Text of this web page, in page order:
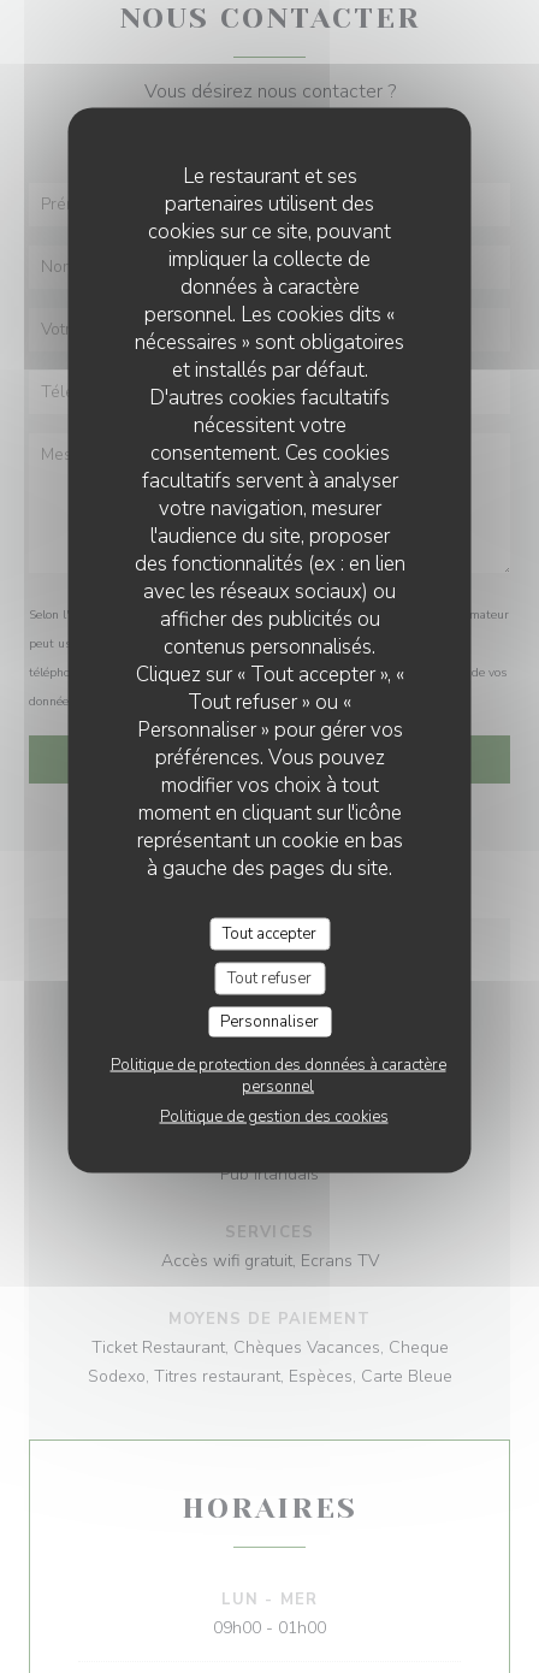
Le restaurant et ses
partenaires utilisent des
cookies sur ce site, pouvant
impliquer la collecte de
données à caractère
personnel. Les cookies dits «
nécessaires » sont obligatoires
et installés par défaut.
D'autres cookies facultatifs
nécessitent votre
consentement. Ces cookies
facultatifs servent à analyser
votre navigation, mesurer
l'audience du site, proposer
des fonctionnalités (ex : en lien
avec les réseaux sociaux) ou
afficher des publicités ou
contenus personnalisés.
Cliquez sur « Tout accepter », «
Tout refuser » ou «
Personnaliser » pour gérer vos
préférences. Vous pouvez
modifier vos choix à tout
moment en cliquant sur l'icône
représentant un cookie en bas
à gauche des pages du site.
Tout accepter
Tout refuser
Personnaliser
Politique de protection des données à caractère
personnel
Politique de gestion des cookies
NOUS CONTACTER
Vous désirez nous contacter ?
Selon l'article L.223-2 du code de la consommation, il est rappelé que le consommateur
peut user de son droit à s'inscrire sur la liste d'opposition au démarchage
téléphonique Bloctel : bloctel.gouv.fr. Pour plus d'informations sur le traitement de vos
données, consultez notre
politique de confidentialité .
INFOS PRATIQUES
CUISINE
Spécialités irlandaises, Burger
Pub Irlandais
SERVICES
Accès wifi gratuit, Ecrans TV
MOYENS DE PAIEMENT
Ticket Restaurant, Chèques Vacances, Cheque
Sodexo, Titres restaurant, Espèces, Carte Bleue
HORAIRES
LUN - MER
09h00 - 01h00